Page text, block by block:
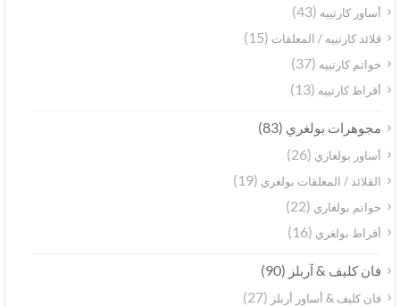
أساور كارتييه(43)
قلائد كارتييه / المعلقات(15)
خواتم كارتييه(37)
أقراط كارتييه(13)
مجوهرات بولغري(83)
أساور بولغاري(26)
القلائد / المعلقات بولغري(19)
خواتم بولغاري(22)
أقراط بولغري(16)
فان كليف & آربلز (90)
فان كليف & أساور أربلز (27)